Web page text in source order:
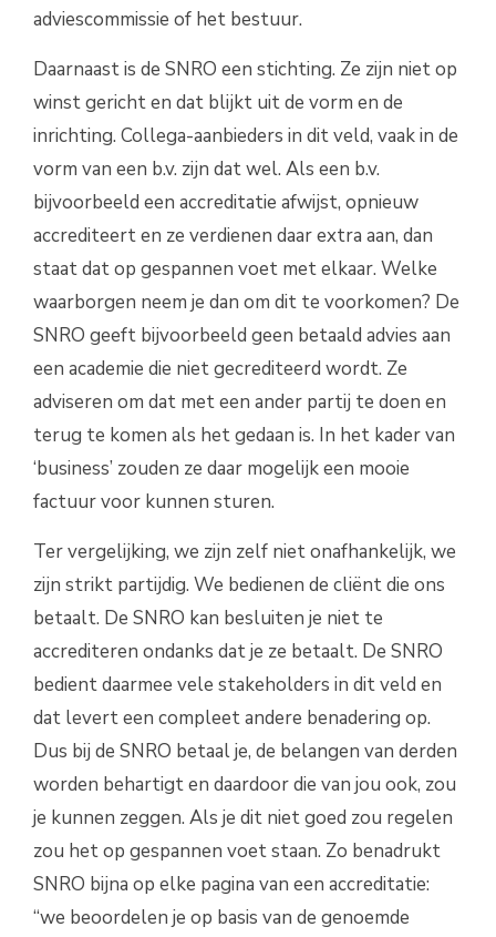
adviescommissie of het bestuur.
Daarnaast is de SNRO een stichting. Ze zijn niet op
winst gericht en dat blijkt uit de vorm en de
inrichting. Collega-aanbieders in dit veld, vaak in de
vorm van een b.v. zijn dat wel. Als een b.v.
bijvoorbeeld een accreditatie afwijst, opnieuw
accrediteert en ze verdienen daar extra aan, dan
staat dat op gespannen voet met elkaar. Welke
waarborgen neem je dan om dit te voorkomen? De
SNRO geeft bijvoorbeeld geen betaald advies aan
een academie die niet gecrediteerd wordt. Ze
adviseren om dat met een ander partij te doen en
terug te komen als het gedaan is. In het kader van
‘business’ zouden ze daar mogelijk een mooie
factuur voor kunnen sturen.
Ter vergelijking, we zijn zelf niet onafhankelijk, we
zijn strikt partijdig. We bedienen de cliënt die ons
betaalt. De SNRO kan besluiten je niet te
accrediteren ondanks dat je ze betaalt. De SNRO
bedient daarmee vele stakeholders in dit veld en
dat levert een compleet andere benadering op.
Dus bij de SNRO betaal je, de belangen van derden
worden behartigt en daardoor die van jou ook, zou
je kunnen zeggen. Als je dit niet goed zou regelen
zou het op gespannen voet staan. Zo benadrukt
SNRO bijna op elke pagina van een accreditatie:
“we beoordelen je op basis van de genoemde